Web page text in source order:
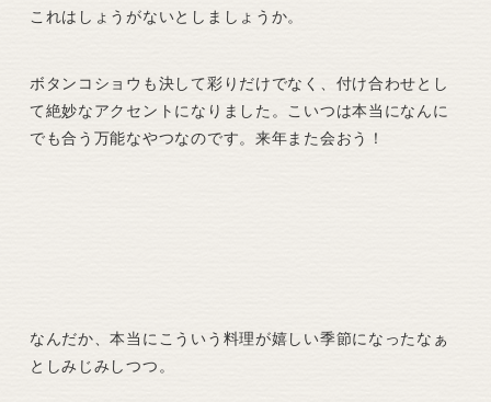
これはしょうがないとしましょうか。
ボタンコショウも決して彩りだけでなく、付け合わせとし
て絶妙なアクセントになりました。こいつは本当になんに
でも合う万能なやつなのです。来年また会おう！
なんだか、本当にこういう料理が嬉しい季節になったなぁ
としみじみしつつ。